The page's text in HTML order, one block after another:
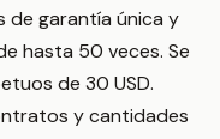
de garantía única y
hasta 50 veces. Se
de 30 USD.
y cantidades